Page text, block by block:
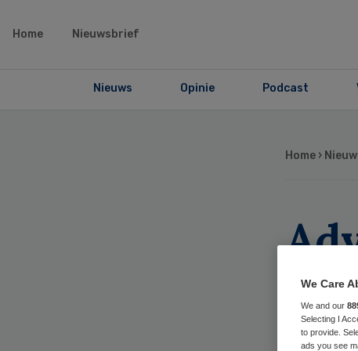
Home Nieuwsbrief
Nieuws Opinie Podcast
Home ›
We Care
We and our
Selecting I
to provide.
ads you see